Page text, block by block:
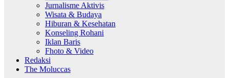
Jurnalisme Aktivis
Wisata & Budaya
Hiburan & Kesehatan
Konseling Rohani
Iklan Baris
Fhoto & Video
Redaksi
The Moluccas